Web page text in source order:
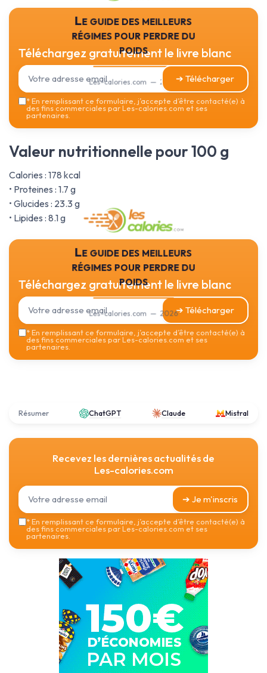
Le guide des meilleurs
régimes pour perdre du
poids
Les-calories.com — 2026
Téléchargez gratuitement le livre blanc
➔ Télécharger
*En remplissant ce formulaire, j’accepte d’être contacté(e) à
des fins commerciales par Les-calories.com et ses
partenaires.
Valeur nutritionnelle pour 100 g
Calories : 178 kcal
• Proteines : 1.7 g
• Glucides : 23.3 g
• Lipides : 8.1 g
Le guide des meilleurs
régimes pour perdre du
poids
Les-calories.com — 2026
Téléchargez gratuitement le livre blanc
➔ Télécharger
*En remplissant ce formulaire, j’accepte d’être contacté(e) à
des fins commerciales par Les-calories.com et ses
partenaires.
Résumer ChatGPT Claude Mistral
Recevez les dernières actualités de
Les-calories.com
➔ Je m'inscris
*En remplissant ce formulaire, j’accepte d’être contacté(e) à
des fins commerciales par Les-calories.com et ses
partenaires.